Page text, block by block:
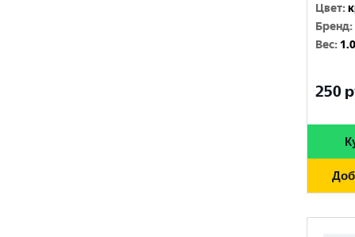
Цвет:
Бренд:
Вес:
250